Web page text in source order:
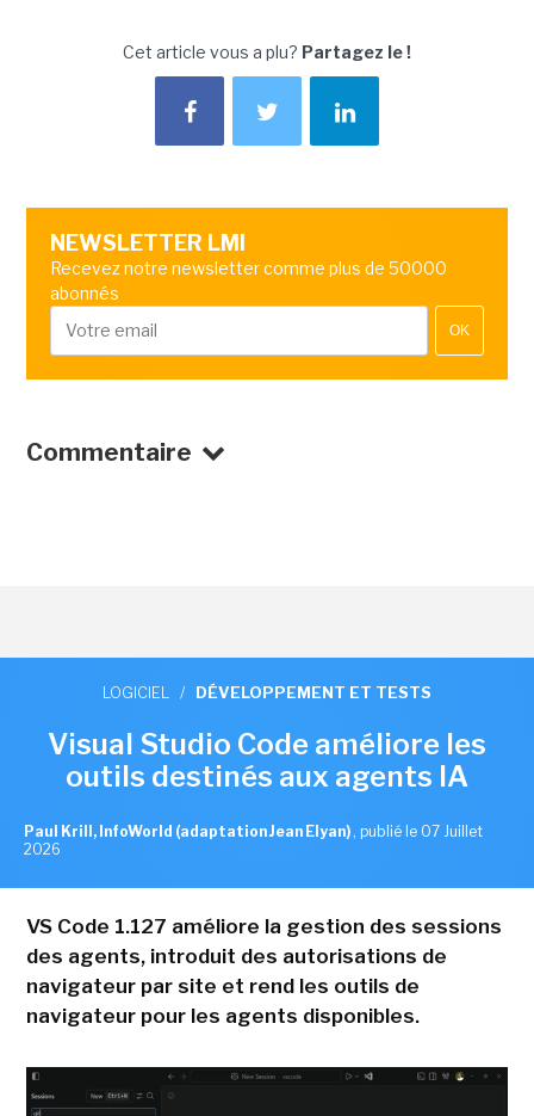
Cet article vous a plu? Partagez le !
NEWSLETTER LMI
Recevez notre newsletter comme plus de 50000
abonnés
OK
Commentaire
LOGICIEL / DÉVELOPPEMENT ET TESTS
Visual Studio Code améliore les
outils destinés aux agents IA
Paul Krill, InfoWorld (adaptation Jean Elyan) , publié le 07 Juillet
2026
VS Code 1.127 améliore la gestion des sessions
des agents, introduit des autorisations de
navigateur par site et rend les outils de
navigateur pour les agents disponibles.